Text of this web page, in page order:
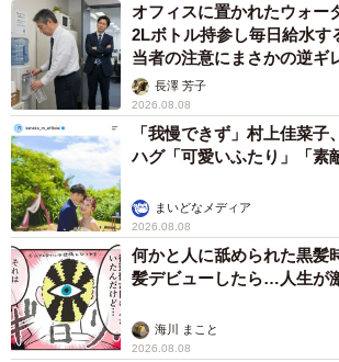
オフィスに置かれたウォ
2Lボトル持参し毎日給水
当者の注意にまさかの逆ギ
説】長澤 芳子
2026.08.08
「我慢できず」村上佳菜子
ハグ「可愛いふたり」「素
まいどなメディア
2026.08.08
何かと人に舐められた黒
髪デビューしたら…人生が
海川 まこと
2026.08.08